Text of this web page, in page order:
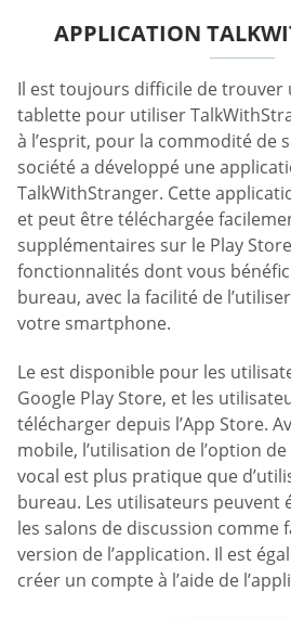
APPLICATION
Il est toujours difficile de
tablette pour utiliser
à l’esprit, pour la commodité de
société a développé une
TalkWithStranger. Cette
et peut être téléchargée
supplémentaires sur le Play
fonctionnalités dont vous
bureau, avec la facilité de
votre smartphone.
Le est disponible pour les
Google Play Store, et les
télécharger depuis l’App Store.
mobile, l’utilisation de l’option
vocal est plus pratique que
bureau. Les utilisateurs peuvent
les salons de discussion comme
version de l’application. Il est
créer un compte à l’aide de